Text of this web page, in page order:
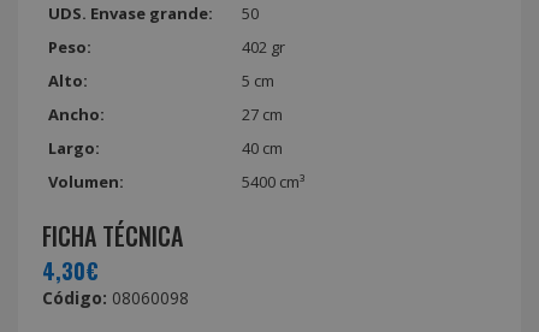
UDS. Envase grande:
50
Peso:
402 gr
Alto:
5 cm
Ancho:
27 cm
Largo:
40 cm
Volumen:
5400 cm³
FICHA TÉCNICA
4,30€
Código: 08060098